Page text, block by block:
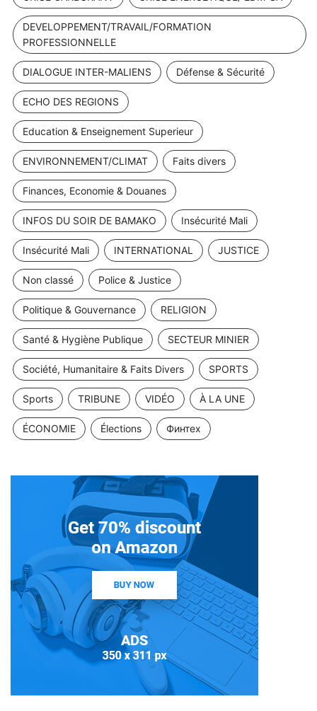
DEVELOPPEMENT/TRAVAIL/FORMATION
PROFESSIONNELLE
DIALOGUE INTER-MALIENS Défense & Sécurité
ECHO DES REGIONS
Education & Enseignement Superieur
ENVIRONNEMENT/CLIMAT Faits divers
Finances, Economie & Douanes
INFOS DU SOIR DE BAMAKO Insécurité Mali
Insécurité Mali INTERNATIONAL JUSTICE
Non classé Police & Justice
Politique & Gouvernance RELIGION
Santé & Hygiène Publique SECTEUR MINIER
Société, Humanitaire & Faits Divers SPORTS
Sports TRIBUNE VIDÉO À LA UNE
ÉCONOMIE Élections Финтех